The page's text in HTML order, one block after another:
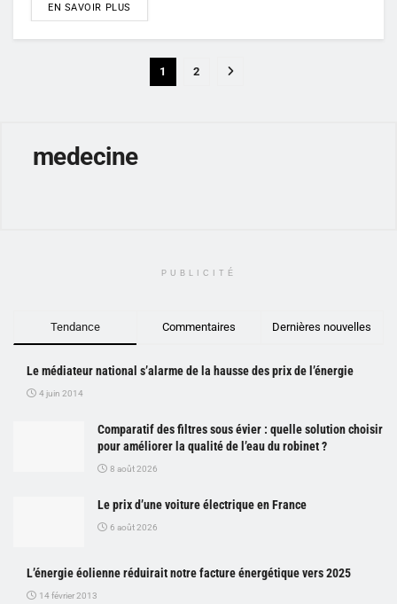
EN SAVOIR PLUS
1 2
medecine
PUBLICITÉ
Tendance Commentaires Dernières nouvelles
Le médiateur national s’alarme de la hausse des prix de l’énergie
4 juin 2014
Comparatif des filtres sous évier : quelle solution choisir
pour améliorer la qualité de l’eau du robinet ?
8 août 2026
Le prix d’une voiture électrique en France
6 août 2026
L’énergie éolienne réduirait notre facture énergétique vers 2025
14 février 2013